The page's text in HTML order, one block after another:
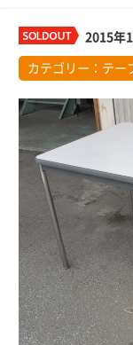
2015年
カテゴリー： テー